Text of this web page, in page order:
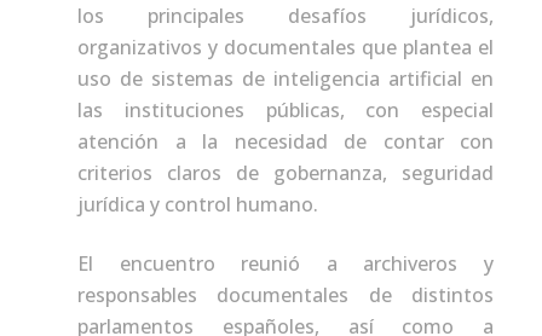
los principales desafíos jurídicos,
organizativos y documentales que plantea el
uso de sistemas de inteligencia artificial en
las instituciones públicas, con especial
atención a la necesidad de contar con
criterios claros de gobernanza, seguridad
jurídica y control humano.
El encuentro reunió a archiveros y
responsables documentales de distintos
parlamentos españoles, así como a